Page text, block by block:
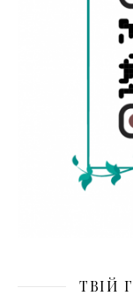
ТВІЙ